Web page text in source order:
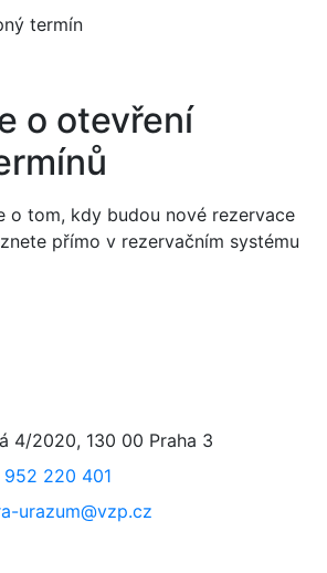
termín
o otevření
o tom, kdy budou nové rezervace
přímo v rezervačním systému
4/2020, 130 00 Praha 3
220 401
urazum@vzp.cz